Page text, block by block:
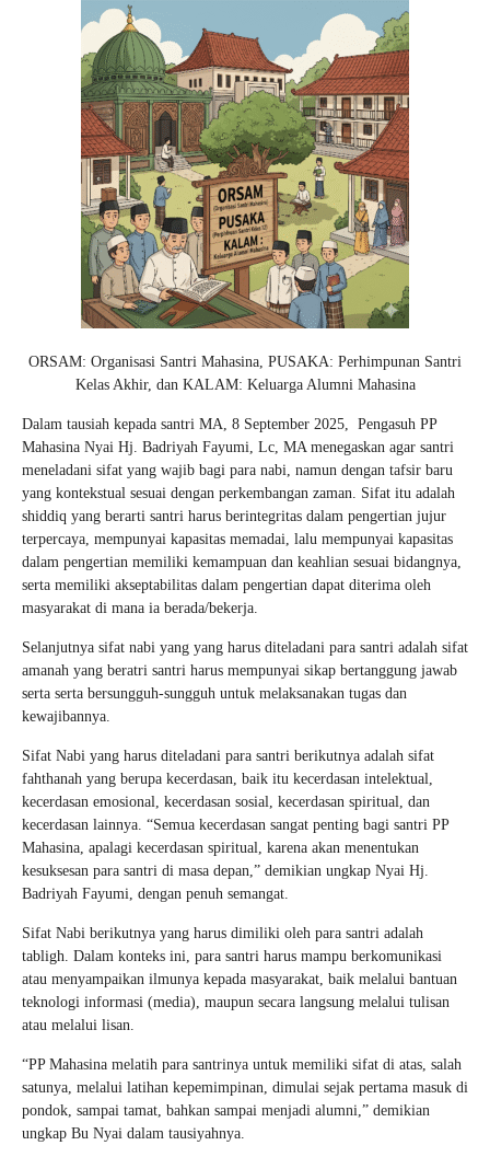
ORSAM: Organisasi Santri Mahasina, PUSAKA: Perhimpunan Santri
Kelas Akhir, dan KALAM: Keluarga Alumni Mahasina
Dalam tausiah kepada santri MA, 8 September 2025, Pengasuh PP
Mahasina Nyai Hj. Badriyah Fayumi, Lc, MA menegaskan agar santri
meneladani sifat yang wajib bagi para nabi, namun dengan tafsir baru
yang kontekstual sesuai dengan perkembangan zaman. Sifat itu adalah
shiddiq yang berarti santri harus berintegritas dalam pengertian jujur
terpercaya, mempunyai kapasitas memadai, lalu mempunyai kapasitas
dalam pengertian memiliki kemampuan dan keahlian sesuai bidangnya,
serta memiliki akseptabilitas dalam pengertian dapat diterima oleh
masyarakat di mana ia berada/bekerja.
Selanjutnya sifat nabi yang yang harus diteladani para santri adalah sifat
amanah yang beratri santri harus mempunyai sikap bertanggung jawab
serta serta bersungguh-sungguh untuk melaksanakan tugas dan
kewajibannya.
Sifat Nabi yang harus diteladani para santri berikutnya adalah sifat
fahthanah yang berupa kecerdasan, baik itu kecerdasan intelektual,
kecerdasan emosional, kecerdasan sosial, kecerdasan spiritual, dan
kecerdasan lainnya. “Semua kecerdasan sangat penting bagi santri PP
Mahasina, apalagi kecerdasan spiritual, karena akan menentukan
kesuksesan para santri di masa depan,” demikian ungkap Nyai Hj.
Badriyah Fayumi, dengan penuh semangat.
Sifat Nabi berikutnya yang harus dimiliki oleh para santri adalah
tabligh. Dalam konteks ini, para santri harus mampu berkomunikasi
atau menyampaikan ilmunya kepada masyarakat, baik melalui bantuan
teknologi informasi (media), maupun secara langsung melalui tulisan
atau melalui lisan.
“PP Mahasina melatih para santrinya untuk memiliki sifat di atas, salah
satunya, melalui latihan kepemimpinan, dimulai sejak pertama masuk di
pondok, sampai tamat, bahkan sampai menjadi alumni,” demikian
ungkap Bu Nyai dalam tausiyahnya.